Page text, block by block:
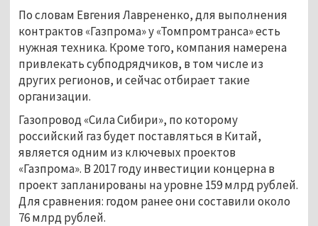
По словам Евгения Лаврененко, для выполнения
контрактов «Газпрома» у «Томпромтранса» есть
нужная техника. Кроме того, компания намерена
привлекать субподрядчиков, в том числе из
других регионов, и сейчас отбирает такие
организации.
Газопровод «Сила Сибири», по которому
российский газ будет поставляться в Китай,
является одним из ключевых проектов
«Газпрома». В 2017 году инвестиции концерна в
проект запланированы на уровне 159 млрд рублей.
Для сравнения: годом ранее они составили около
76 млрд рублей.